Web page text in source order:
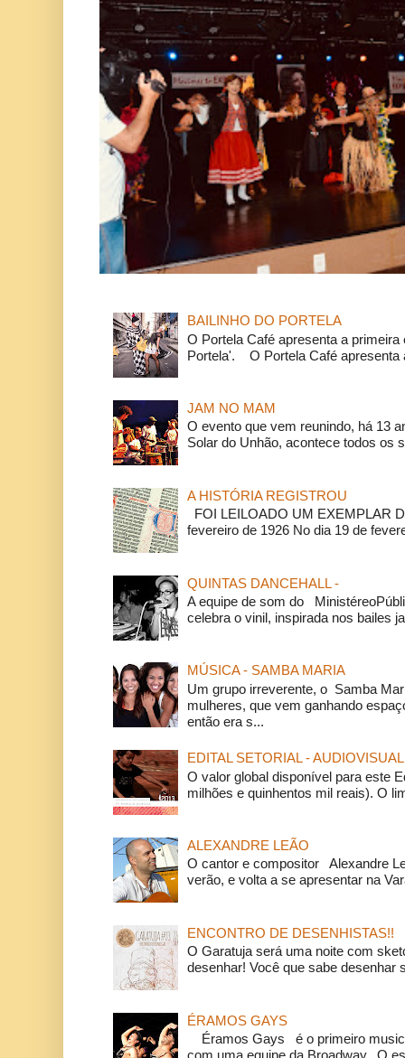
BAILINHO DO PORTELA
O Portela Café apresenta a
Portela'. O Portela Café apresenta
JAM NO MAM
O evento que vem reunindo, há 13
Solar do Unhão, acontece todos os
A HISTÓRIA REGISTROU
FOI LEILOADO UM EXEMPLAR
fevereiro de 1926 No dia 19 de
QUINTAS DANCEHALL -
A equipe de som do
celebra o vinil, inspirada nos bailes
MÚSICA - SAMBA MARIA
Um grupo irreverente, o Samba
mulheres, que vem ganhando
então era s...
EDITAL SETORIAL - AUDIOVISUAL
O valor global disponível para este
milhões e quinhentos mil reais). O
ALEXANDRE LEÃO
O cantor e compositor Alexandre
verão, e volta a se apresentar na
ENCONTRO DE DESENHISTAS!!
O Garatuja será uma noite com
desenhar! Você que sabe desenhar
ÉRAMOS GAYS
Éramos Gays é o primeiro
com uma equipe da Broadway. O